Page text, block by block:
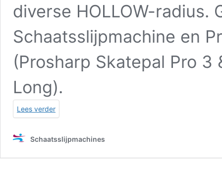
diverse HOLLOW-radius.
Schaatsslijpmachine en
(Prosharp Skatepal Pro 3
Long).
Lees verder
Schaatsslijpmachines